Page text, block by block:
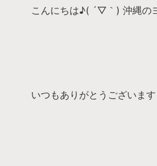
こんにちは♪( ´▽｀) 沖縄の
いつもありがとうございま